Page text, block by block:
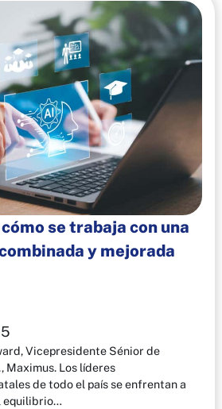
se trabaja con una
y mejorada
Vicepresidente Sénior de
Maximus. Los líderes
de todo el país se enfrentan a
equilibrio…